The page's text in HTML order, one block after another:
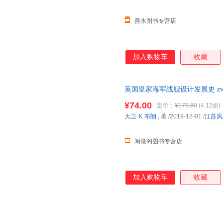
善水图书专营店
加入购物车 收藏
英国皇家海军战舰设计发展史
¥74.00 定价： ¥179.80 (4.12折)
阅微阁图书专营店
大卫·K.布朗 , 著 /2019-12-01 /江苏
加入购物车 收藏